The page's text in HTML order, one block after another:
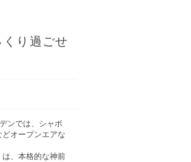
り過ごせ
ンでは、シャボ
オープンエアな
、本格的な神前